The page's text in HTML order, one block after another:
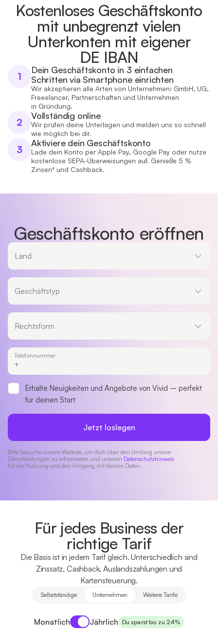
Kostenloses Geschäftskonto
mit unbegrenzt vielen
Unterkonten mit eigener
DE IBAN
1
Dein Geschäftskonto in 3 einfachen
Schritten via Smartphone einrichten
Wir akzeptieren alle Arten von Unternehmen: GmbH, UG,
Freeelancer, Partnerschaften und Unternehmen
in Gründung.
2
Vollständig online
Wir prüfen deine Unterlagen und melden uns so schnell
wie möglich bei dir.
3
Aktiviere dein Geschäftskonto
Lade dein Konto per Apple Pay, Google Pay oder nutze
kostenlose SEPA-Überweisungen auf. Genieße 5 %
Zinsen* und Cashback.
Geschäftskonto eröffnen
Land
Geschäftstyp
Rechtsform
Telefonnummer
Erhalte Neuigkeiten und Angebote von Vivid – perfekt
für deinen Start
Jetzt loslegen
Bitte besuche unsere Website, um dich über den Umfang unsere
Dienstleistungen zu informieren und unseren Datenschutzhinweis
für die Nutzung und den Umgang mit deinen Daten.
Für jedes Business der
richtige Tarif
Die Basis ist in jedem Tarif gleich. Unterschiedlich sind
Zinssatz, Cashback, Auslandszahlungen und
Kartensteuerung.
Selbstständige Unternehmen Weitere Tarife
MonatlichPayment period
Jährlich Du sparst bis zu 24%